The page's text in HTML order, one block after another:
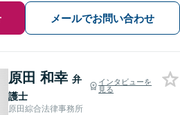
メールでお問い合わせ
原田 和幸 弁
護士
インタビューを
見る
原田綜合法律事務所